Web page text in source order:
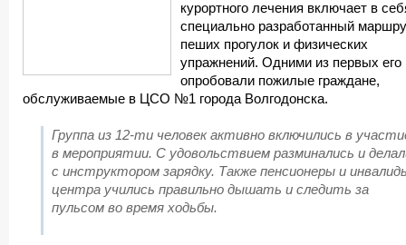
курортного лечения включает в
специально разработанный
пеших прогулок и физических
упражнений. Одними из первых его
опробовали пожилые граждане,
обслуживаемые в ЦСО №1 города Волгодонска.
Группа из 12-ти человекактивно включились в
в мероприятии. С удовольствием разминались и
с инструктором зарядку. Также пенсионеры и
центра учились правильно дышать и следить за
пульсом во время ходьбы.